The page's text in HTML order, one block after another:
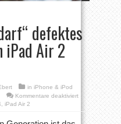
defektes
iPad Air 2
in iPhone & iPod
Kommentare deaktiviertfür
„darf“
defektes
iPad Air 2